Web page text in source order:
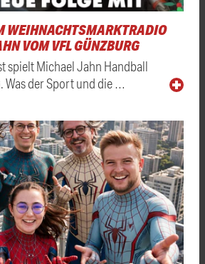
WEIHNACHTSMARKTRADIO
VOM VFL GÜNZBURG
spielt Michael Jahn Handball
Was der Sport und die …